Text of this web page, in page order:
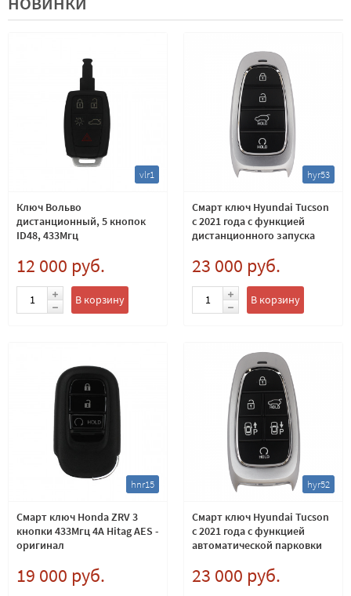
vlr1
Ключ Вольво
дистанционный, 5 кнопок
ID48, 433Мгц
12 000 руб.
В корзину
hyr53
Смарт ключ Hyundai Tucson
с 2021 года с функцией
дистанционного запуска
23 000 руб.
В корзину
hnr15
Смарт ключ Honda ZRV 3
кнопки 433Мгц 4A Hitag AES -
оригинал
19 000 руб.
hyr52
Смарт ключ Hyundai Tucson
с 2021 года с функцией
автоматической парковки
23 000 руб.